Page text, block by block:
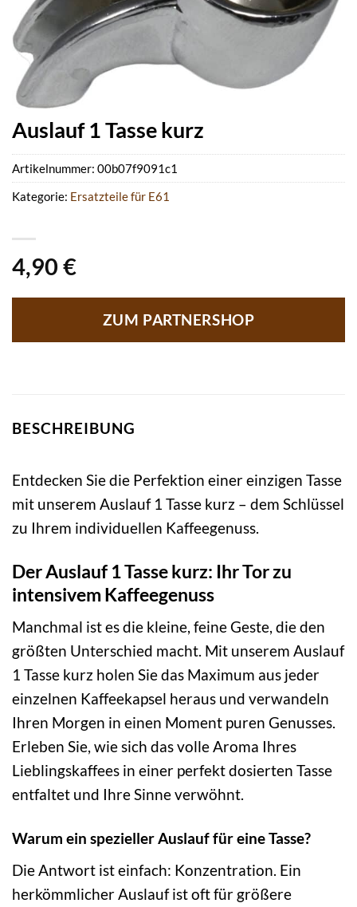
Auslauf 1 Tasse kurz
4,90 €
ZUM PARTNERSHOP
Artikelnummer: 00b07f9091c1
Kategorie: Ersatzteile für E61
BESCHREIBUNG
Entdecken Sie die Perfektion einer einzigen Tasse
mit unserem Auslauf 1 Tasse kurz – dem Schlüssel
zu Ihrem individuellen Kaffeegenuss.
Der Auslauf 1 Tasse kurz: Ihr Tor zu
intensivem Kaffeegenuss
Manchmal ist es die kleine, feine Geste, die den
größten Unterschied macht. Mit unserem Auslauf
1 Tasse kurz holen Sie das Maximum aus jeder
einzelnen Kaffeekapsel heraus und verwandeln
Ihren Morgen in einen Moment puren Genusses.
Erleben Sie, wie sich das volle Aroma Ihres
Lieblingskaffees in einer perfekt dosierten Tasse
entfaltet und Ihre Sinne verwöhnt.
Warum ein spezieller Auslauf für eine Tasse?
Die Antwort ist einfach: Konzentration. Ein
herkömmlicher Auslauf ist oft für größere